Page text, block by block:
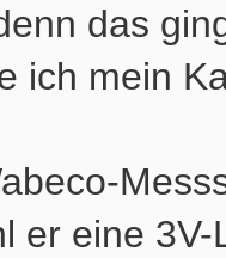
das
ich mein
er eine